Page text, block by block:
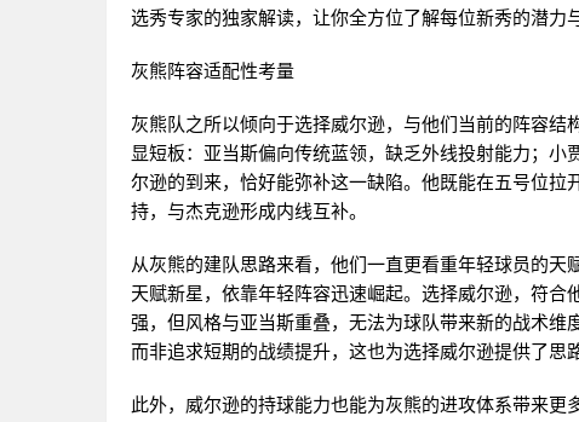
选秀专家的独家解读，让你全方位了解每位新秀的潜力
灰熊阵容适配性考量
灰熊队之所以倾向于选择威尔逊，与他们当前的阵容
显短板：亚当斯偏向传统蓝领，缺乏外线投射能力；
尔逊的到来，恰好能弥补这一缺陷。他既能在五号位
持，与杰克逊形成内线互补。
从灰熊的建队思路来看，他们一直更看重年轻球员的天
天赋新星，依靠年轻阵容迅速崛起。选择威尔逊，符合
强，但风格与亚当斯重叠，无法为球队带来新的战术维
而非追求短期的战绩提升，这也为选择威尔逊提供了思
此外，威尔逊的持球能力也能为灰熊的进攻体系带来